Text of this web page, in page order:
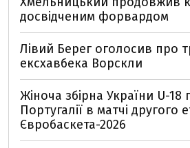
досвідченим форвардом
Лівий Берег оголосив про
ексхавбека Ворскли
Жіноча збірна України U-18
Португалії в матчі другого
Євробаскета-2026